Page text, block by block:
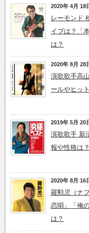
2020年 4月 18
レーモンド
イブは？「
は？
2020年 8月 28
演歌歌手高
ールやヒッ
2019年 5月 20
演歌歌手 新
報や性格は？
2020年 8月 16
羅勲児（ナ
恋唄」「俺
は？